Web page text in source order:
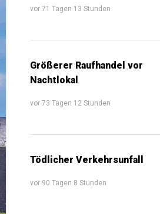
vor 71 Tagen 13 Stunden
Größerer Raufhandel vor
Nachtlokal
vor 73 Tagen 12 Stunden
Tödlicher Verkehrsunfall
vor 90 Tagen 8 Stunden